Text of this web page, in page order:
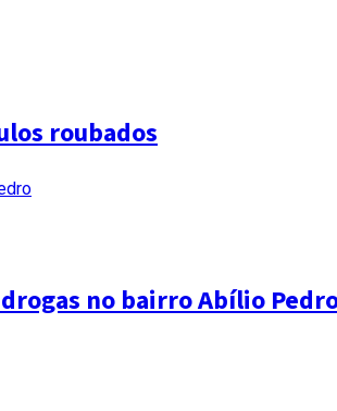
roubados
no bairro Abílio